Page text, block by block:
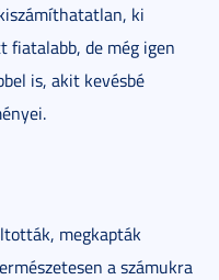
ki
fiatalabb, de még igen
is, akit kevésbé
megkapták
a számukra